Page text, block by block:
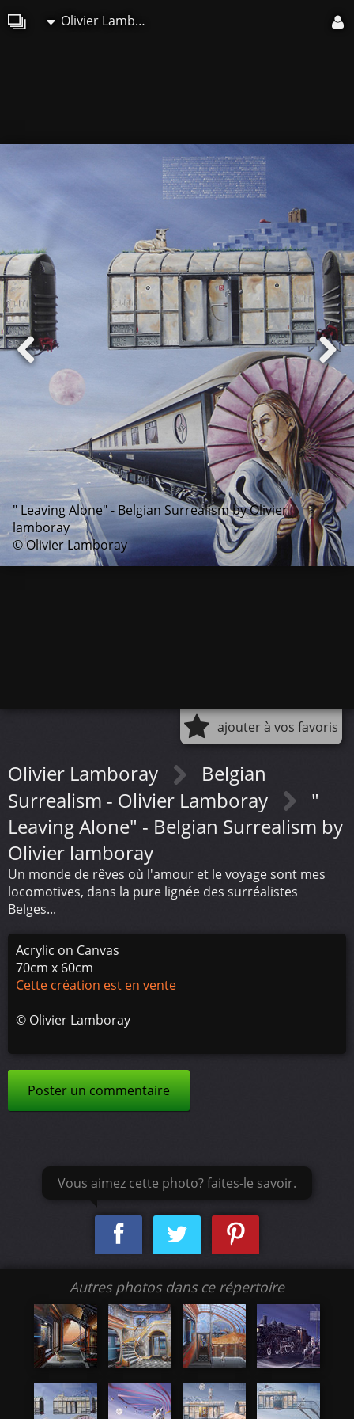
Olivier Lamboray
" Leaving Alone" - Belgian Surrealism by Olivier
lamboray
© Olivier Lamboray
ajouter à vos favoris
Olivier Lamboray
Belgian
Surrealism - Olivier Lamboray
"
Leaving Alone" - Belgian Surrealism by
Olivier lamboray
Un monde de rêves où l'amour et le voyage sont mes
locomotives, dans la pure lignée des surréalistes
Belges...
Acrylic on Canvas
70cm x 60cm
Cette création est en vente
© Olivier Lamboray
Poster un commentaire
Vous aimez cette photo? faites-le savoir.
Autres photos dans ce répertoire